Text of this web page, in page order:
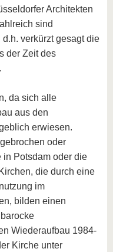
Architekten
sind
verkürzt gesagt die
der Zeit des
da sich alle
aus den
erwiesen.
oder
Potsdam oder die
die durch eine
im
bilden einen
Wiederaufbau 1984-
Kirche unter